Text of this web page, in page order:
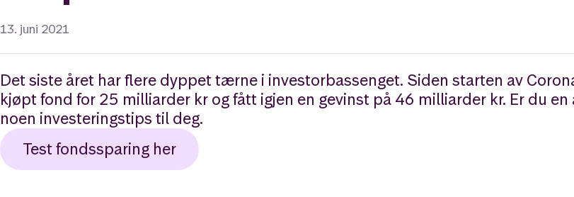
13. juni 2021
Det siste året har flere dyppet tærne i investorbassenget. Siden starten av
kjøpt fond for 25 milliarder kr og fått igjen en gevinst på 46 milliarder kr. Er du en
noen investeringstips til deg.
Test fondssparing her